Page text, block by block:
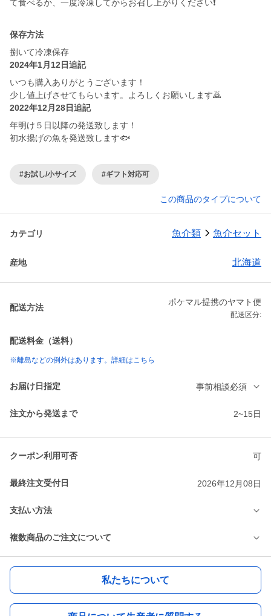
保存方法
捌いて冷凍保存
2024年1月12日追記
いつも購入ありがとうございます！
少し値上げさせてもらいます。よろしくお願いします🙇
2022年12月28日追記
年明け５日以降の発送致します！
初水揚げの魚を発送致します🐟
#お試し/小サイズ #ギフト対応可
この商品のタイプについて
カテゴリ 魚介類 魚介セット
産地 北海道
配送方法
ポケマル提携のヤマト便
配送区分:
配送料金（送料）
※離島などの例外はあります。詳細はこちら
お届け日指定 事前相談必須
注文から発送まで 2~15日
クーポン利用可否 可
最終注文受付日 2026年12月08日
支払い方法
複数商品のご注文について
私たちについて